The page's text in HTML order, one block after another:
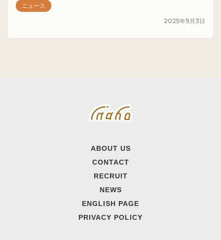
ニュース
2025年9 月 3 日
ABOUT US
CONTACT
RECRUIT
NEWS
ENGLISH PAGE
PRIVACY POLICY